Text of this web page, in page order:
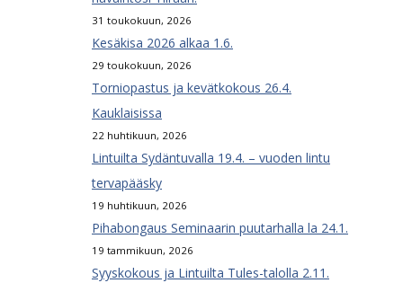
31 toukokuun, 2026
Kesäkisa 2026 alkaa 1.6.
29 toukokuun, 2026
Torniopastus ja kevätkokous 26.4.
Kauklaisissa
22 huhtikuun, 2026
Lintuilta Sydäntuvalla 19.4. – vuoden lintu
tervapääsky
19 huhtikuun, 2026
Pihabongaus Seminaarin puutarhalla la 24.1.
19 tammikuun, 2026
Syyskokous ja Lintuilta Tules-talolla 2.11.